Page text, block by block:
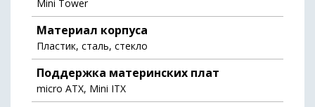
Mini Tower
Материал корпуса
Пластик, сталь, стекло
Поддержка материнских плат
micro ATX, Mini ITX